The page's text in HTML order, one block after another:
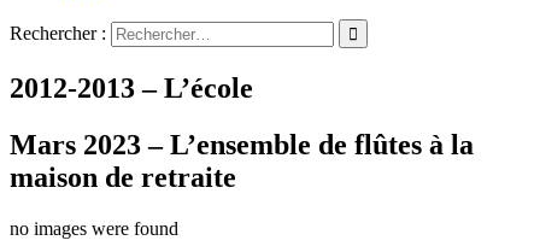
Rechercher :
2012-2013 – L’école
Mars 2023 – L’ensemble de flûtes à la
maison de retraite
no images were found